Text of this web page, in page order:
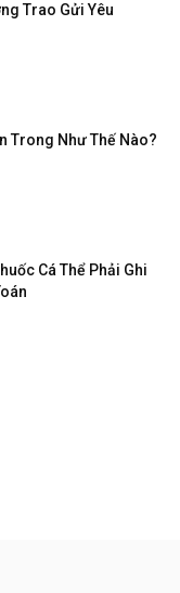
Trao Gửi Yêu
Trong Như Thế Nào?
Cá Thể Phải Ghi